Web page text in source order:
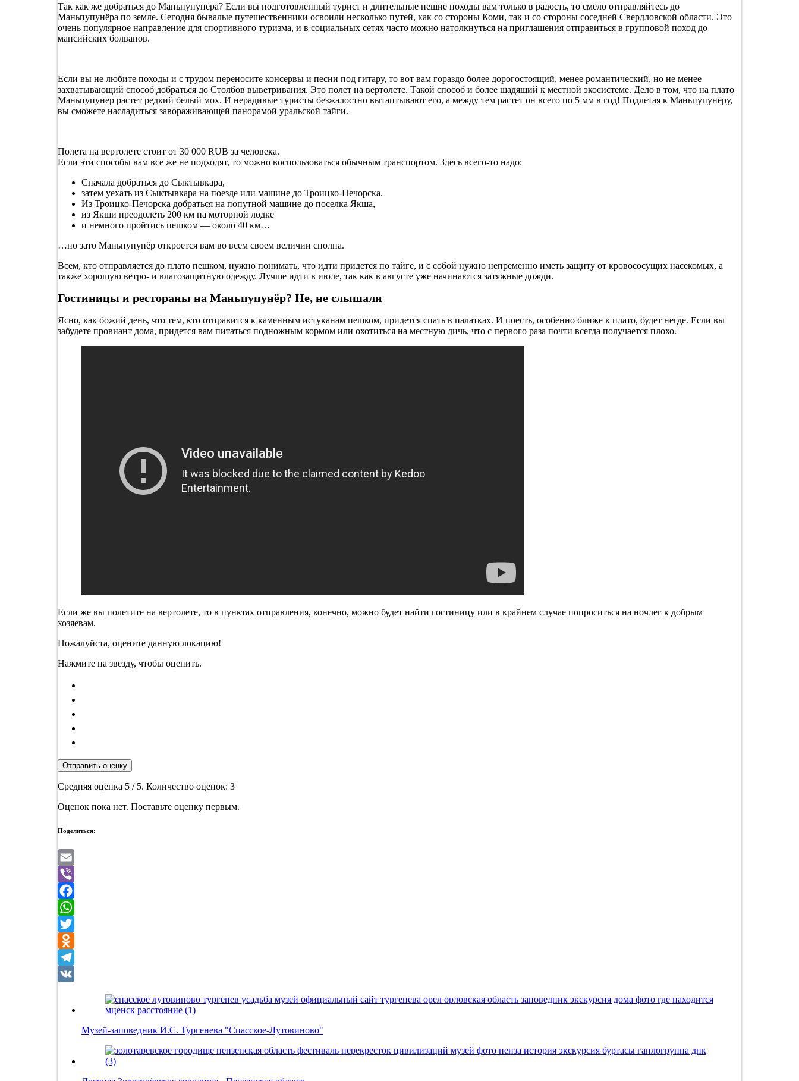
Так как же добраться до Маньпупунёра? Если вы подготовленный турист и длительные пешие походы вам только в радость, то смело отправляйтесь до
Маньпупунёра по земле. Сегодня бывалые путешественники освоили несколько путей, как со стороны Коми, так и со стороны соседней Свердловской области. Это
очень популярное направление для спортивного туризма, и в социальных сетях часто можно натолкнуться на приглашения отправиться в групповой поход до
мансийских болванов.
Если вы не любите походы и с трудом переносите консервы и песни под гитару, то вот вам гораздо более дорогостоящий, менее романтический, но не менее
захватывающий способ добраться до Столбов выветривания. Это полет на вертолете. Такой способ и более щадящий к местной экосистеме. Дело в том, что на плато
Маньпупунер растет редкий белый мох. И нерадивые туристы безжалостно вытаптывают его, а между тем растет он всего по 5 мм в год! Подлетая к Маньпупунёру,
вы сможете насладиться завораживающей панорамой уральской тайги.
Полета на вертолете стоит от 30 000 RUB за человека.
Если эти способы вам все же не подходят, то можно воспользоваться обычным транспортом. Здесь всего-то надо:
Сначала добраться до Сыктывкара,
затем уехать из Сыктывкара на поезде или машине до Троицко-Печорска.
Из Троицко-Печорска добраться на попутной машине до поселка Якша,
из Якши преодолеть 200 км на моторной лодке
и немного пройтись пешком — около 40 км…
…но зато Маньпупунёр откроется вам во всем своем величии сполна.
Всем, кто отправляется до плато пешком, нужно понимать, что идти придется по тайге, и с собой нужно непременно иметь защиту от кровососущих насекомых, а
также хорошую ветро- и влагозащитную одежду. Лучше идти в июле, так как в августе уже начинаются затяжные дожди.
Гостиницы и рестораны на Маньпупунёр? Не, не слышали
Ясно, как божий день, что тем, кто отправится к каменным истуканам пешком, придется спать в палатках. И поесть, особенно ближе к плато, будет негде. Если вы
забудете провиант дома, придется вам питаться подножным кормом или охотиться на местную дичь, что с первого раза почти всегда получается плохо.
Если же вы полетите на вертолете, то в пунктах отправления, конечно, можно будет найти гостиницу или в крайнем случае попроситься на ночлег к добрым
хозяевам.
Пожалуйста, оцените данную локацию!
Нажмите на звезду, чтобы оценить.
Отправить оценку
Средняя оценка 5 / 5. Количество оценок: 3
Оценок пока нет. Поставьте оценку первым.
Поделиться:
Email
Viber
Facebook
WhatsApp
Twitter
Odnoklassniki
Telegram
Музей-заповедник И.С. Тургенева "Спасское-Лутовиново"